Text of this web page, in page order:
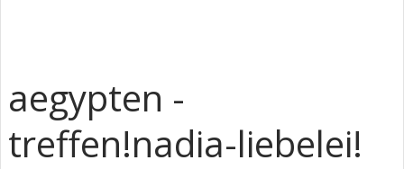
aegypten -
treffen!nadia-liebelei!